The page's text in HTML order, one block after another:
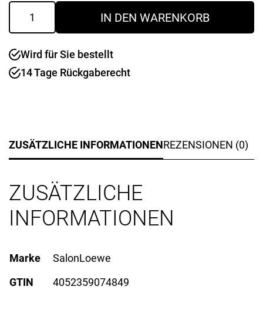
Wohnmatte
x
cm
"Birds
Wood"
IN DEN WARENKORB
Wird für Sie bestellt
14 Tage Rückgaberecht
ZUSÄTZLICHE INFORMATIONENREZENSIONEN (0)
ZUSÄTZLICHE
INFORMATIONEN
Marke
SalonLoewe
GTIN
4052359074849